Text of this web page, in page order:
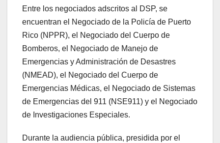
Entre los negociados adscritos al DSP, se
encuentran el Negociado de la Policía de Puerto
Rico (NPPR), el Negociado del Cuerpo de
Bomberos, el Negociado de Manejo de
Emergencias y Administración de Desastres
(NMEAD), el Negociado del Cuerpo de
Emergencias Médicas, el Negociado de Sistemas
de Emergencias del 911 (NSE911) y el Negociado
de Investigaciones Especiales.
Durante la audiencia pública, presidida por el